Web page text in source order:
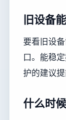
旧设备
要看旧设
口。能稳
护的建议提
什么时